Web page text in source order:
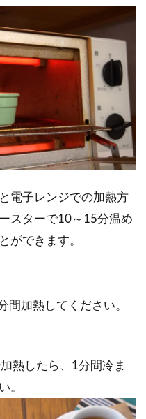
電子レンジでの加熱方
スターで10～15分温め
ができます。
加熱してください。
熱したら、1分間冷ま
。